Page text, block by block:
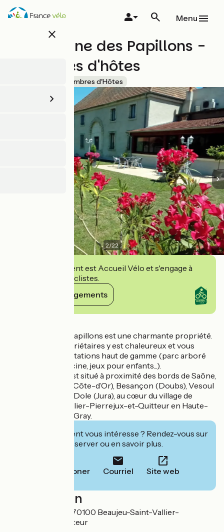
Aller
au
close
Menu
Le Domaine des Papillons -
Chambres d'hôtes
Chambres d'Hôtes
2/22
Cet établissement est Accueil Vélo et s'engage à
accueillir des cyclistes.
Voir ses engagements
Le Domaine des Papillons est une charmante propriété.
L'accueil des propriétaires y est chaleureux et vous
profiterez de prestations haut de gamme (parc arboré
avec terrasse, piscine, jeux pour enfants...).
L'établissement est situé à proximité des bords de Saône,
à 45 mn de Dijon (Côte-d’Or), Besançon (Doubs), Vesoul
(Haute-Saône) et Dole (Jura), au cœur du village de
Beaujeu-Saint-Vallier-Pierrejux-et-Quitteur en Haute-
Saône, à 10 mn de Gray.
Cet établissement vous intéresse ? Rendez-vous sur
leur site pour réserver ou en savoir plus.
Téléphoner Courriel Site web
Localisation
12 rue des Écoles 70100 Beaujeu-Saint-Vallier-
Pierrejux-et-Quitteur